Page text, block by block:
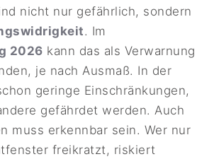
nicht nur gefährlich, sondern
. Im
2026 kann das als Verwarnung
je nach Ausmaß. In der
geringe Einschränkungen,
gefährdet werden. Auch
muss erkennbar sein. Wer nur
freikratzt, riskiert